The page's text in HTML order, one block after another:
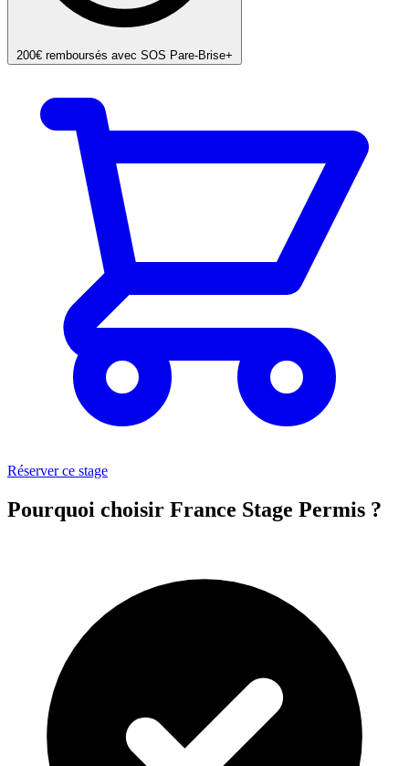
200€ remboursés avec SOS Pare-Brise+
Réserver ce stage
Pourquoi choisir France Stage Permis ?